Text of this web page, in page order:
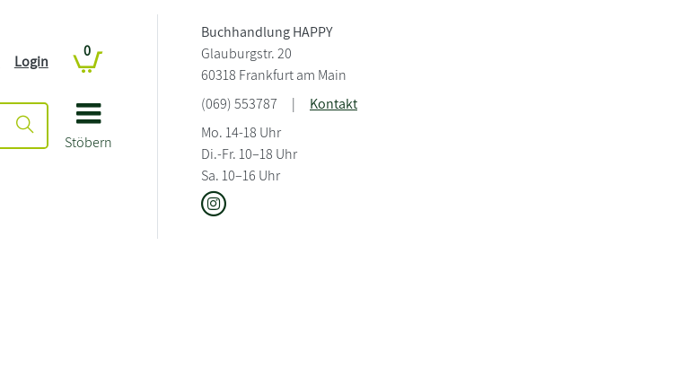
Stöbern
Login
0
Buchhandlung HAPPY
Glauburgstr. 20
60318 Frankfurt am Main
(069) 553787
|
Kontakt
Mo. 14-18 Uhr
Di.-Fr. 10–18 Uhr
Sa. 10–16 Uhr